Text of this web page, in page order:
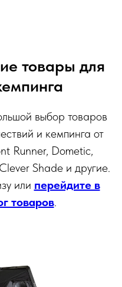
товары для
выбор товаров
и кемпинга от
Runner, Dometic,
Shade и другие.
или перейдите в
товаров.